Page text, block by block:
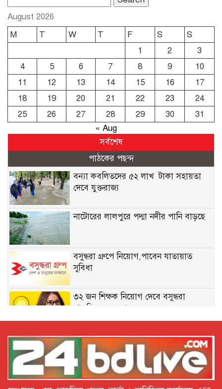
for:
August 2026
M
T W T F S
S
1
2
3
4
5 6 7 8 9
10
11
12 13 14 15 16
17
18
19 20 21 22 23
24
25
26 27 28 29 30
31
« Aug
সর্বশেষ
পাঠকের পছন্দ
বন্যা কব‌লিতদের ৫২ লাখ টাকা সহায়তা
দেবে যুক্তরাজ্য
নাটোরের লালপুরে পদ্মা নদীর পানি বাড়ছে
বসুন্ধরা গ্রুপে নিয়োগ,পাবেন যাতায়াত
সুবিধা
৩২ জন শিক্ষক নিয়োগ দেবে বসুন্ধরা
পাবলিক স্কুল অ্যান্ড কলেজ
নিয়োগ দেবে সেভ দ্য চিলড্রেন, কর্মস্থল ঢাকা
একাধিক জনবল নেবে ব্র্যাক এনজিও